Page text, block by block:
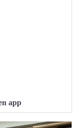
app